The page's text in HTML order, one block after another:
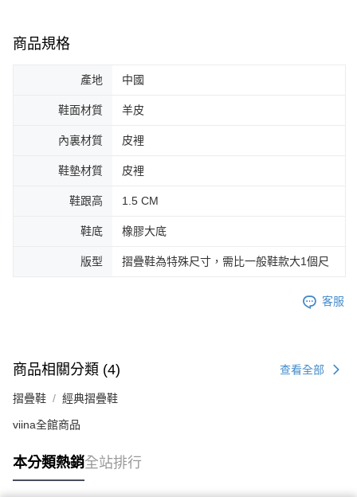
商品規格
產地 中國
鞋面材質 羊皮
內裏材質 皮裡
鞋墊材質 皮裡
鞋跟高 1.5 CM
鞋底 橡膠大底
版型 摺疊鞋為特殊尺寸，需比一般鞋款大1個尺
客服
商品相關分類 (4) 查看全部
摺疊鞋 經典摺疊鞋
viina全館商品
本分類熱銷全站排行